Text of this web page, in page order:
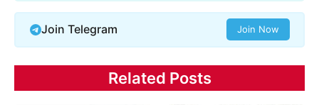
Join Telegram Join Now
Related Posts